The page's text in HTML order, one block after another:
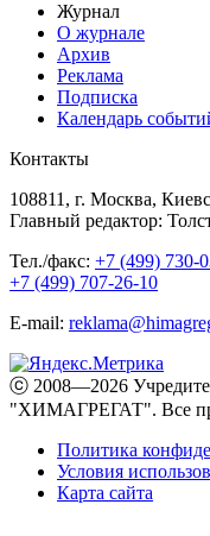
Журнал
О журнале
Архив
Реклама
Подписка
Календарь
Контакты
108811, г. Москва,
Главный редактор:
Тел./факс: +7 (499) 730-
+7 (499) 707-26-10
E-mail:
ⓒ 2008—2026
"ХИМАГРЕГАТ". Все
Политика
Условия
Карта сайта